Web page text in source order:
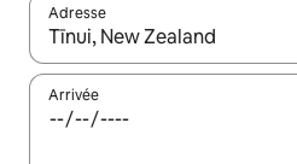
Adresse
Lorsque les résultats
Arrivée